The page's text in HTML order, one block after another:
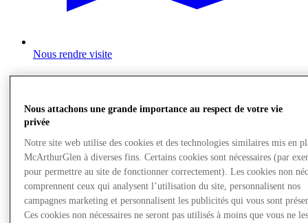
Nous rendre visite
Nous attachons une grande importance au respect de votre vie
privée
Notre site web utilise des cookies et des technologies similaires mis en
McArthurGlen à diverses fins. Certains cookies sont nécessaires (par
pour permettre au site de fonctionner correctement). Les cookies non
comprennent ceux qui analysent l’utilisation du site, personnalisent nos
campagnes marketing et personnalisent les publicités qui vous sont
Ces cookies non nécessaires ne seront pas utilisés à moins que vous ne